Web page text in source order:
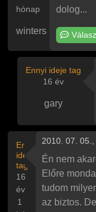
hónap
winters
dolog...
Válasz
Ennyi ideje tag
16 év
gary
Ennyi
ideje
tag
16
év
1
2010. 07.
Én nem
Előre
tudom
az biztos.